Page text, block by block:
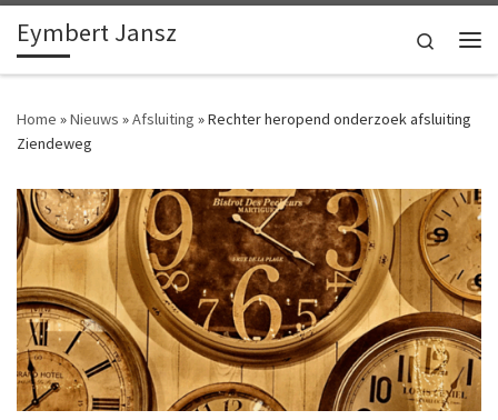
Ga naar inhoud
Eymbert Jansz
Search
Home »Nieuws »Afsluiting »Rechter heropend onderzoek afsluiting
Ziendeweg